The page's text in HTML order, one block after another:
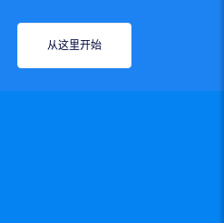
从这里开始